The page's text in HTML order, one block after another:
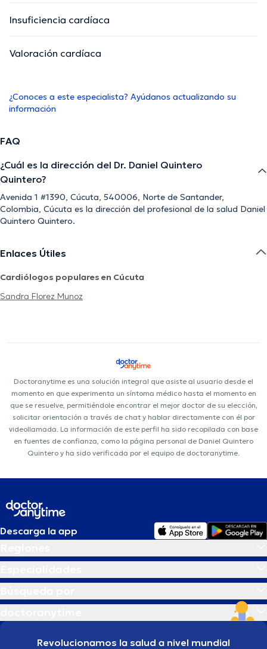
Insuficiencia cardíaca
Valoración cardíaca
¿Conoces a este especialista? Ayúdanos actualizando su
información
FAQ
¿Cuál es la dirección del Dr. Daniel Quintero
Quintero?
Avenida 1 #1390, Cúcuta, 540006, Norte de Santander,
Colombia, Cúcuta es la dirección del profesional de la salud Daniel
Quintero Quintero.
Enlaces Útiles
Cardiólogos populares en Cúcuta
Sandra Florez Munoz
Doctoranytime es una solución integral que asiste al usuario desde el
momento en que experimenta un síntoma médico hasta el momento en
que se resuelve, permitiéndole encontrar el mejor doctor de su elección,
solicitar orientación a través de chat y hablar directamente con él por
videollamada. La información de este perfil ha sido recopilada con base
en fuentes de confianza, como la página personal de Daniel Quintero
Quintero y ha sido verificada por el equipo de doctoranytime.
Descarga la app
Revolucionamos la salud a nivel mundial